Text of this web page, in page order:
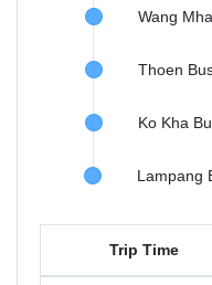
Wang
Thoen
Ko Kha
Lampang
Trip Time